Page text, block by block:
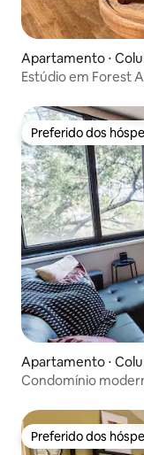
Apartamento ⋅
Estúdio em Forest
Preferido dos
Preferido dos
Apartamento ⋅
Condomínio
Preferido dos
Preferido dos